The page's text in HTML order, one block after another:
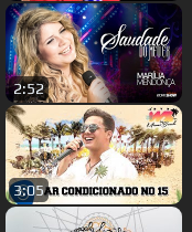
2:52
3:05